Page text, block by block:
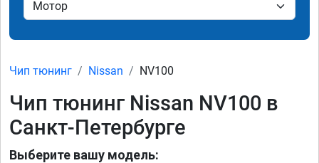
Чип тюнинг Nissan NV100
Чип тюнинг Nissan NV100 в
Санкт-Петербурге
Выберите вашу модель: